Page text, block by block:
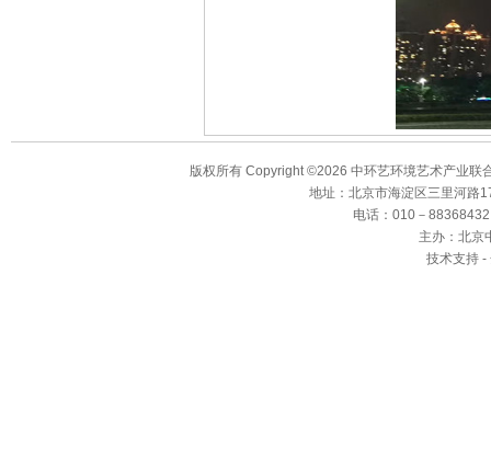
版权所有 Copyright ©2026 中环艺环境艺术产业联
地址：北京市海淀区三里河路
电话：010－
主办：北京
技术支持 -